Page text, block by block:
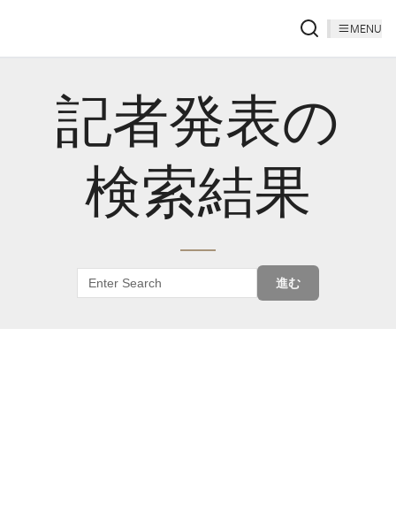
MENU
記者発表の
検索結果
進む